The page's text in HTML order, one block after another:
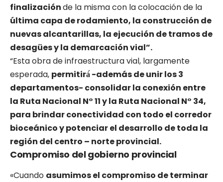
finalizaciónde la misma con la colocación de la
última capa de rodamiento, la construcción de
nuevas alcantarillas, la ejecución de tramos de
desagües y la demarcación vial”.
“Esta obra de infraestructura vial, largamente
esperada, permitirá́ -además de unir los 3
departamentos- consolidar la conexión entre
la Ruta Nacional N° 11 y la Ruta Nacional N° 34,
para brindar conectividad con todo el corredor
bioceánico y potenciar el desarrollo de toda la
región del centro – norte provincial.
Compromiso del gobierno provincial
«Cuando asumimos el compromiso de terminar